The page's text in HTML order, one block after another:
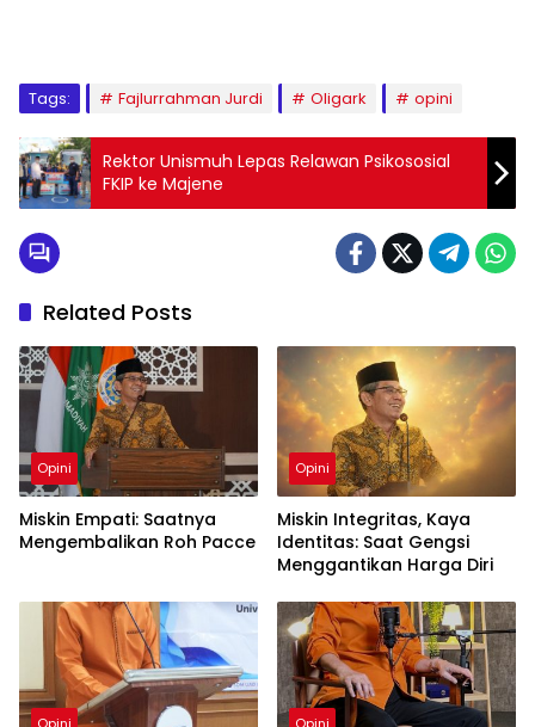
Tags: Fajlurrahman Jurdi Oligark opini
Rektor Unismuh Lepas Relawan Psikososial
FKIP ke Majene
Related Posts
Opini
Miskin Empati: Saatnya
Mengembalikan Roh Pacce
Opini
Miskin Integritas, Kaya
Identitas: Saat Gengsi
Menggantikan Harga Diri
Opini Opini